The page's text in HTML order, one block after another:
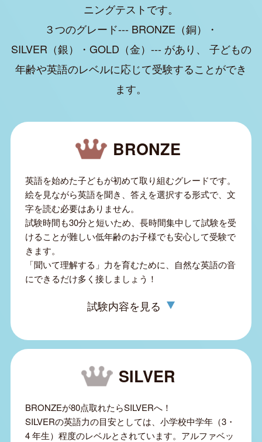
ニングテストです。
３つのグレード--- BRONZE（銅）・
SILVER（銀）・GOLD（金）--- があり、
子どもの
年齢や英語のレベルに応じて受験することができ
ます。
BRONZE
英語を始めた子どもが初めて取り組むグレードです。
絵を見ながら英語を聞き、答えを選択する形式で、文
字を読む必要はありません。
試験時間も30分と短いため、長時間集中して試験を受
けることが難しい低年齢のお子様でも安心して受験で
きます。
「聞いて理解する」力を育むために、自然な英語の音
にできるだけ多く接しましょう！
試験内容を見る
SILVER
BRONZEが80点取れたらSILVERへ！
SILVERの英語力の目安としては、小学校中学年（3・
4 年生）程度のレベルとされています。アルファベッ